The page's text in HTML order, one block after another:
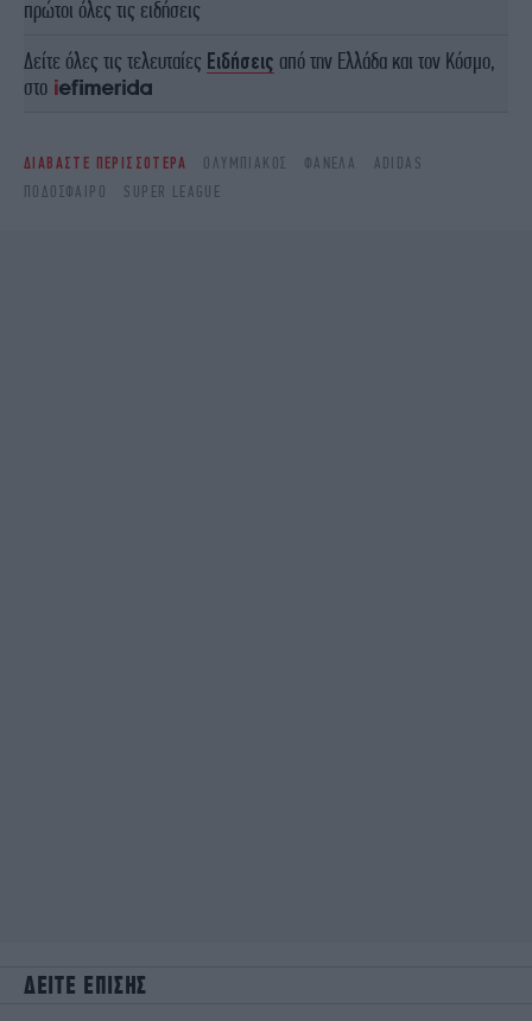
πρώτοι όλες τις ειδήσεις
Δείτε όλες τις τελευταίες Ειδήσεις από την Ελλάδα και τον Κόσμο,
στο
ΔΙΑΒΑΣΤΕ ΠΕΡΙΣΣΟΤΕΡΑ ΟΛΥΜΠΙΑΚΌΣ ΦΑΝΈΛΑ
ADIDAS
ΠΟΔΌΣΦΑΙΡΟ
SUPER LEAGUE
ΔΕΙΤΕ ΕΠΙΣΗΣ